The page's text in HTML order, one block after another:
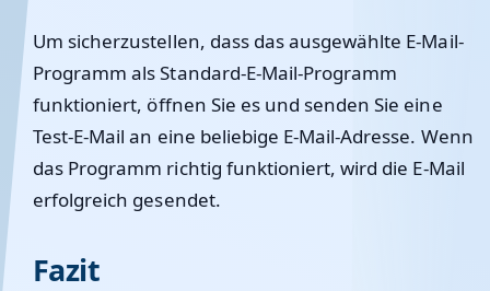
Um sicherzustellen, dass das ausgewählte E-Mail-
Programm als Standard-E-Mail-Programm
funktioniert, öffnen Sie es und senden Sie eine
Test-E-Mail an eine beliebige E-Mail-Adresse. Wenn
das Programm richtig funktioniert, wird die E-Mail
erfolgreich gesendet.
Fazit